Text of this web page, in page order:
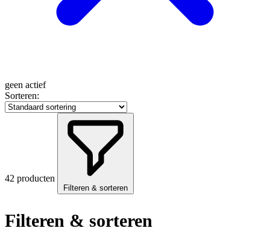
geen actief
Sorteren:
42 producten
Filteren & sorteren
Filteren & sorteren